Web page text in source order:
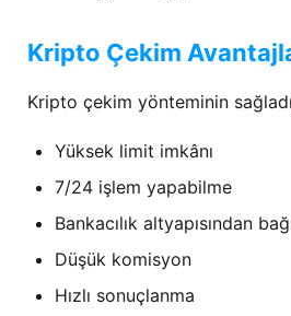
Kripto Çekim
Kripto çekim yönteminin
Yüksek limit imkânı
7/24 işlem yapabilme
Bankacılık altyapısından
Düşük komisyon
Hızlı sonuçlanma